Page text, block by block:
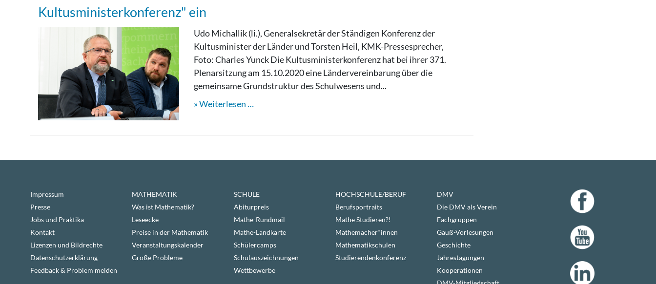
Kultusministerkonferenz" ein
Udo Michallik (li.), Generalsekretär der Ständigen Konferenz der
Kultusminister der Länder und Torsten Heil, KMK-Pressesprecher,
Foto: Charles Yunck Die Kultusministerkonferenz hat bei ihrer 371.
Plenarsitzung am 15.10.2020 eine Ländervereinbarung über die
gemeinsame Grundstruktur des Schulwesens und...
Weiterlesen …
Impressum
Presse
Jobs und Praktika
Kontakt
Lizenzen und Bildrechte
Datenschutzerklärung
Feedback & Problem melden
MATHEMATIK
Was ist Mathematik?
Leseecke
Preise in der Mathematik
Veranstaltungskalender
Große Probleme
SCHULE
Abiturpreis
Mathe-Rundmail
Mathe-Landkarte
Schülercamps
Schulauszeichnungen
Wettbewerbe
HOCHSCHULE/BERUF
Berufsportraits
Mathe Studieren?!
Mathemacher*innen
Mathematikschulen
Studierendenkonferenz
DMV
Die DMV als Verein
Fachgruppen
Gauß-Vorlesungen
Geschichte
Jahrestagungen
Kooperationen